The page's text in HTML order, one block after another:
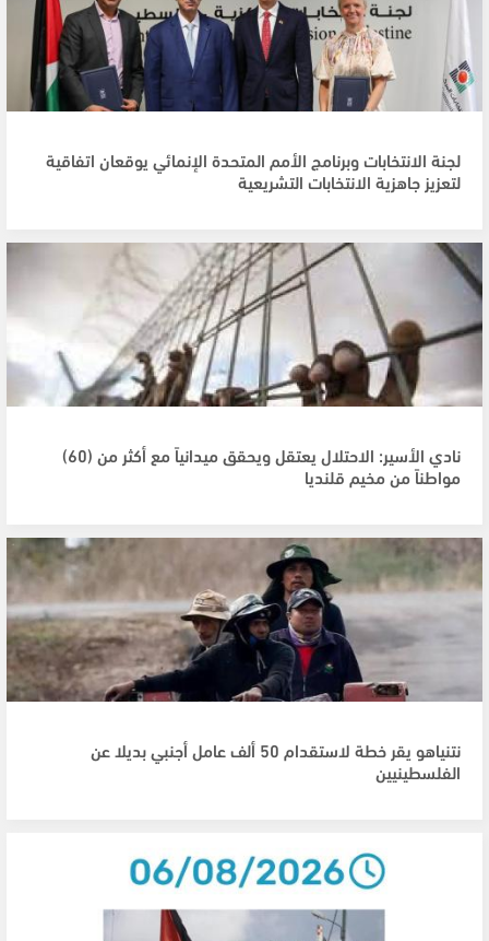
لجنة الانتخابات وبرنامج الأمم المتحدة الإنمائي يوقعان اتفاقية
لتعزيز جاهزية الانتخابات التشريعية
نادي الأسير: الاحتلال يعتقل ويحقق ميدانياً مع أكثر من (60)
مواطناً من مخيم قلنديا
نتنياهو يقر خطة لاستقدام 50 ألف عامل أجنبي بديلا عن
الفلسطينيين